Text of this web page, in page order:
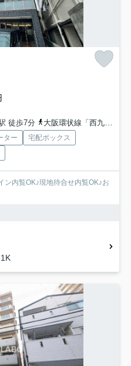
徒歩7分
大阪環状線「西九条」駅 徒歩9分
ター
宅配ボックス
内覧OK♪現地待合せ内覧OK♪お